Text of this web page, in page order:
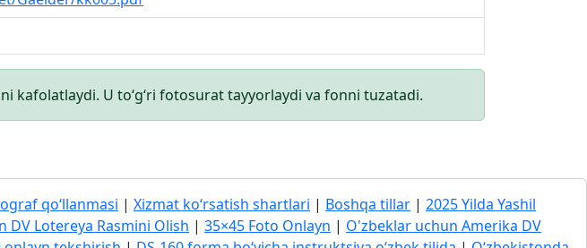
kafolatlaydi. U to‘g‘ri fotosurat tayyorlaydi va fonni tuzatadi.
qo‘llanmasi | Xizmat ko‘rsatish shartlari | Boshqa tillar | 2025 Yilda Yashil
DV Lotereya Rasmini Olish | 35×45 Foto Onlayn | O'zbeklar uchun Amerika DV